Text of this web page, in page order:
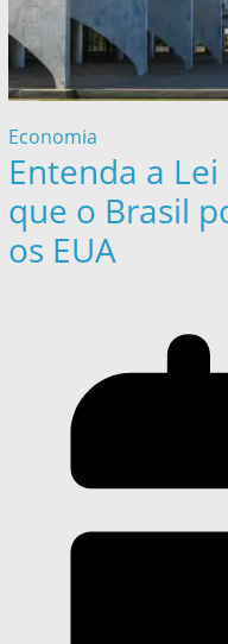
Economia
Entenda a
que o Brasil
os EUA